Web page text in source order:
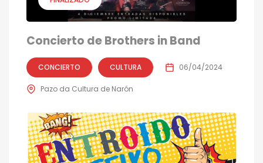
Concierto de Brothers in Band
CONCIERTO CULTURA 06/04/2024
Pazo da Cultura de Narón